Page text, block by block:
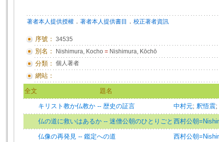
著者本人提供授權 ． 著者本人提供書目 ． 校正著者資訊
序號： 34535
別名： Nishimura, Kocho = Nishimura, Kōchō
分類： 個人著者
網站：
全文 題名
キリスト教か仏教か -- 歴史の証言 中村元; 釈悟震;
仏の道に救いはあるか -- 迷僧公朝のひとりごと 西村公朝
仏像の再発見 -- 鑑定への道 西村公朝